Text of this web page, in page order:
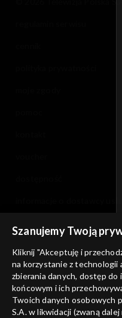
Szanujemy Twoją
Kliknij "Akceptuję i
na korzystanie z technologii
zbierania danych, dostęp do
końcowym i ich
Twoich danych osobowych
S.A. w likwidacji (zwaną dalej